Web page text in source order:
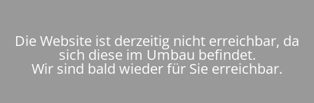
Die Website ist derzeitig nicht erreichbar, da
sich diese im Umbau befindet.
Wir sind bald wieder für Sie erreichbar.